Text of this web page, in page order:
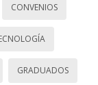
CONVENIOS
GRADUADOS